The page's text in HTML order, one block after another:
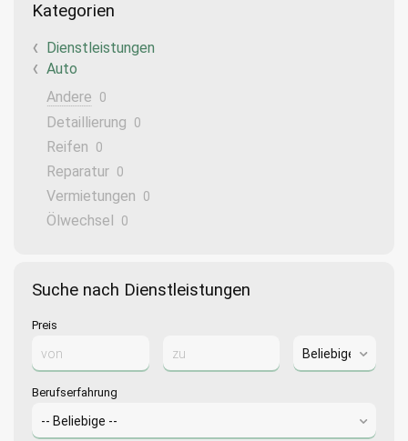
Kategorien
Dienstleistungen
Auto
Andere
0
Detaillierung 0
Reifen 0
Reparatur 0
Vermietungen 0
Ölwechsel 0
Suche nach Dienstleistungen
Preis
Berufserfahrung